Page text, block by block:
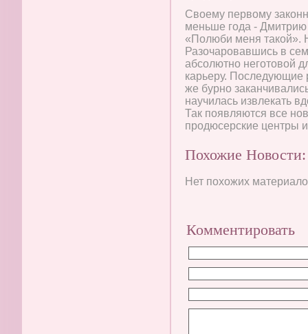
Своему первому
меньше года -
«Полюби меня такой».
Разочаровавшись в
абсолютно неготовой
карьеру. Последующие
же бурно
научилась извлекать
Так появляются все
продюсерские центры
Похожие Новости:
Нет похожих
Комментировать